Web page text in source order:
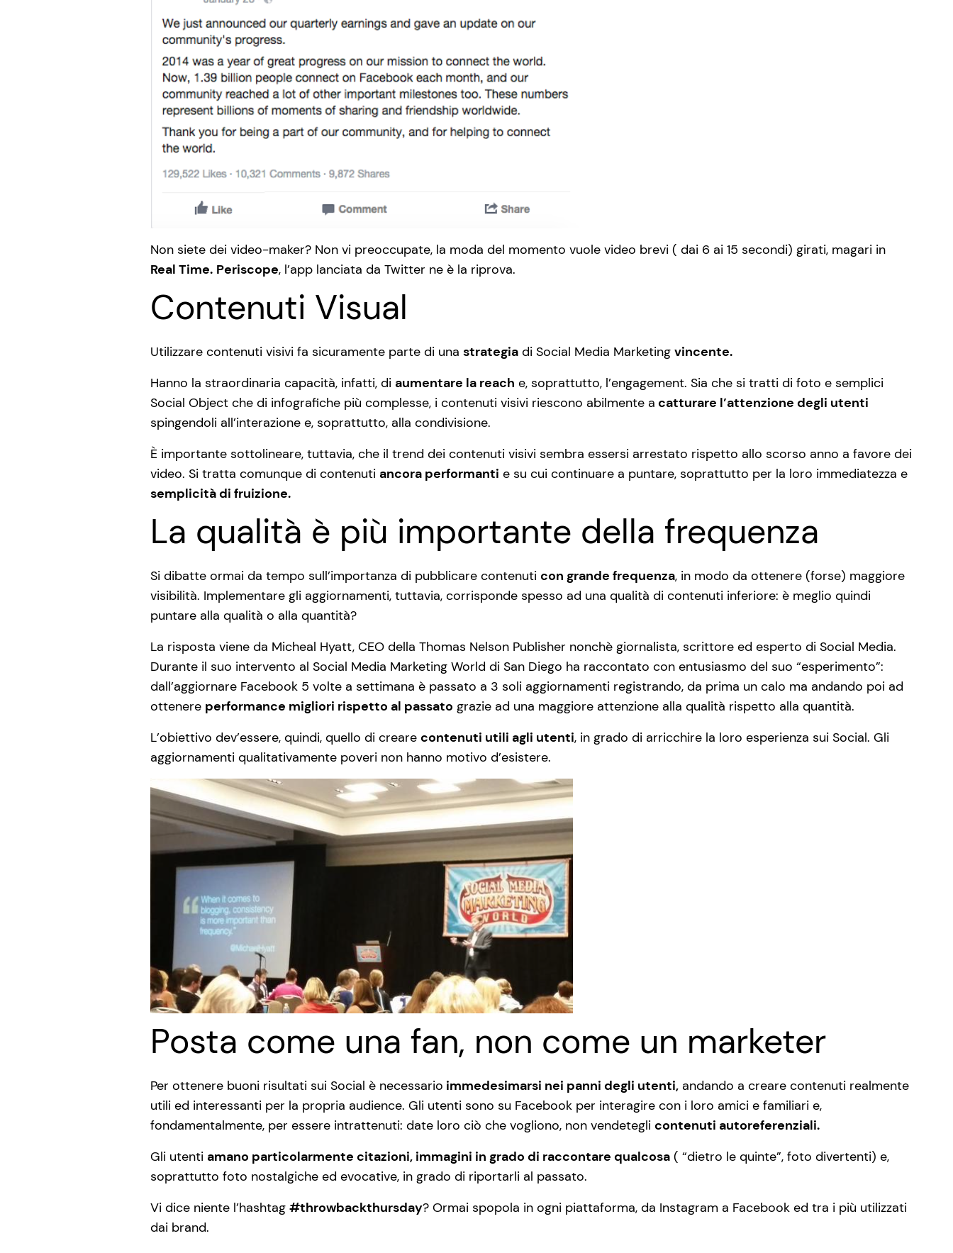
Non siete dei video-maker? Non vi preoccupate, la moda del momento vuole video brevi ( dai 6 ai 15 secondi) girati, magari in
Real Time. Periscope, l’app lanciata da Twitter ne è la riprova.
Contenuti Visual
Utilizzare contenuti visivi fa sicuramente parte di una strategia di Social Media Marketing vincente.
Hanno la straordinaria capacità, infatti, di aumentare la reach e, soprattutto, l’engagement. Sia che si tratti di foto e semplici
Social Object che di infografiche più complesse, i contenuti visivi riescono abilmente a catturare l’attenzione degli utenti
spingendoli all’interazione e, soprattutto, alla condivisione.
È importante sottolineare, tuttavia, che il trend dei contenuti visivi sembra essersi arrestato rispetto allo scorso anno a favore dei
video. Si tratta comunque di contenuti ancora performanti e su cui continuare a puntare, soprattutto per la loro immediatezza e
semplicità di fruizione.
La qualità è più importante della frequenza
Si dibatte ormai da tempo sull’importanza di pubblicare contenuti con grande frequenza, in modo da ottenere (forse) maggiore
visibilità. Implementare gli aggiornamenti, tuttavia, corrisponde spesso ad una qualità di contenuti inferiore: è meglio quindi
puntare alla qualità o alla quantità?
La risposta viene da Micheal Hyatt, CEO della Thomas Nelson Publisher nonchè giornalista, scrittore ed esperto di Social Media.
Durante il suo intervento al Social Media Marketing World di San Diego ha raccontato con entusiasmo del suo “esperimento”:
dall’aggiornare Facebook 5 volte a settimana è passato a 3 soli aggiornamenti registrando, da prima un calo ma andando poi ad
ottenere performance migliori rispetto al passato grazie ad una maggiore attenzione alla qualità rispetto alla quantità.
L’obiettivo dev’essere, quindi, quello di creare contenuti utili agli utenti, in grado di arricchire la loro esperienza sui Social. Gli
aggiornamenti qualitativamente poveri non hanno motivo d’esistere.
Posta come una fan, non come un marketer
Per ottenere buoni risultati sui Social è necessario immedesimarsi nei panni degli utenti, andando a creare contenuti realmente
utili ed interessanti per la propria audience. Gli utenti sono su Facebook per interagire con i loro amici e familiari e,
fondamentalmente, per essere intrattenuti: date loro ciò che vogliono, non vendetegli contenuti autoreferenziali.
Gli utenti amano particolarmente citazioni, immagini in grado di raccontare qualcosa ( “dietro le quinte”, foto divertenti) e,
soprattutto foto nostalgiche ed evocative, in grado di riportarli al passato.
Vi dice niente l’hashtag #throwbackthursday? Ormai spopola in ogni piattaforma, da Instagram a Facebook ed tra i più utilizzati
dai brand.